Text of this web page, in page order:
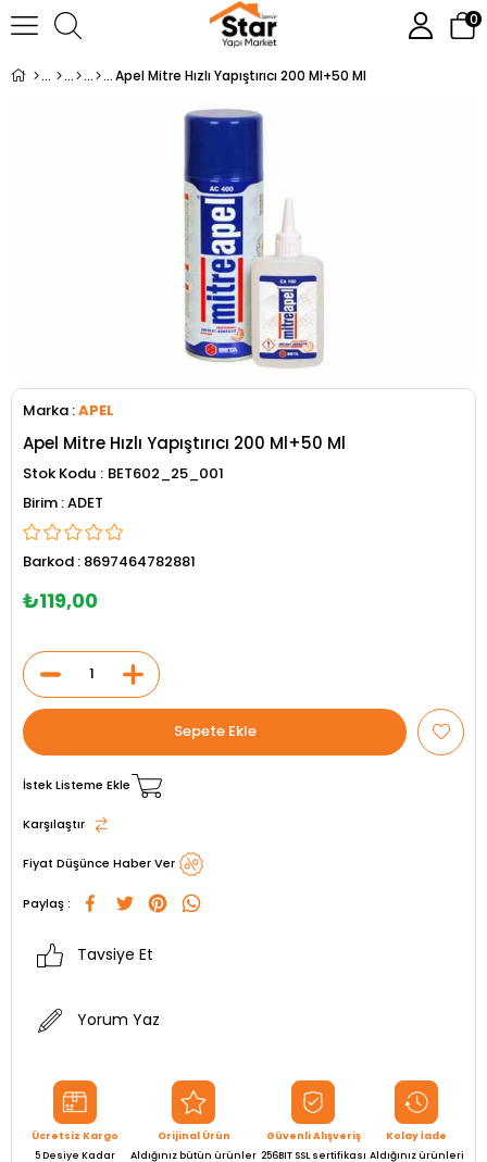
0
Apel Mitre Hızlı Yapıştırıcı 200 Ml+50 Ml
Marka :APEL
Apel Mitre Hızlı Yapıştırıcı 200 Ml+50 Ml
Stok Kodu
BET602_25_001
ADET
Barkod : 8697464782881
₺119,00
İstek Listeme Ekle
Karşılaştır
Fiyat Düşünce Haber Ver
Paylaş :
Tavsiye Et
Yorum Yaz
Ücretsiz Kargo
5 Desiye Kadar
Orijinal Ürün
Aldığınız bütün ürünler
Güvenli Alışveriş
256BIT SSL sertifikası
Kolay İade
Aldığınız ürünleri